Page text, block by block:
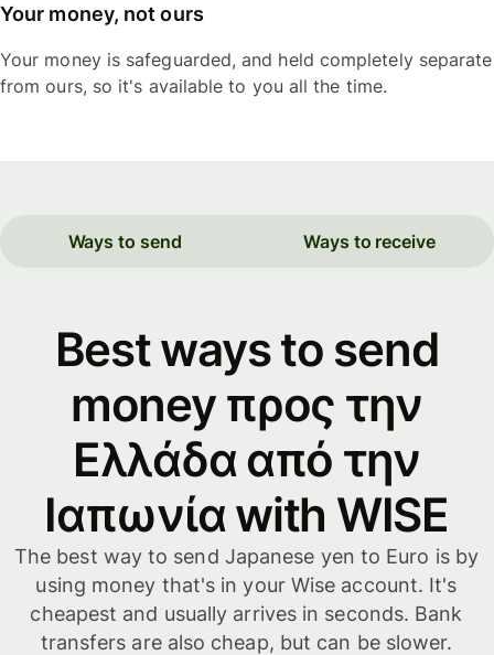
Your money, not ours
Your money is safeguarded, and held completely separate
from ours, so it's available to you all the time.
Ways to send Ways to receive
Best ways to send
money προς την
Ελλάδα από την
Ιαπωνία with WISE
The best way to send Japanese yen to Euro is by
using money that's in your Wise account. It's
cheapest and usually arrives in seconds. Bank
transfers are also cheap, but can be slower.